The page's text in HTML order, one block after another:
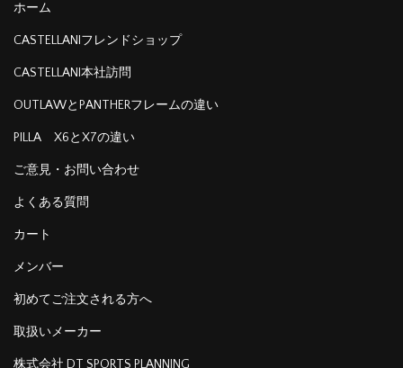
ホーム
CASTELLANIフレンドショップ
CASTELLANI本社訪問
OUTLAWとPANTHERフレームの違い
PILLA X6とX7の違い
ご意見・お問い合わせ
よくある質問
カート
メンバー
初めてご注文される方へ
取扱いメーカー
株式会社 DT SPORTS PLANNING